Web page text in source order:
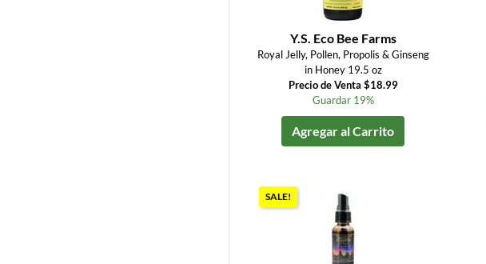
Y.S. Eco Bee Farms
Royal Jelly, Pollen, Propolis & Ginseng
in Honey 19.5 oz
Precio de Venta $18.99
Guardar 19%
Agregar al Carrito
SALE!